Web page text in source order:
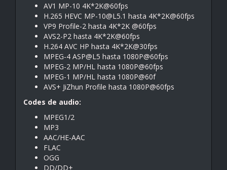
AV1 MP-10 4K*2K@60fps
H.265 HEVC MP-10@L5.1 hasta 4K*2K@60fps
VP9 Profile-2 hasta 4K*2K @60fps
AVS2-P2 hasta 4K*2K@60fps
H.264 AVC HP hasta 4K*2K@30fps
MPEG-4 ASP@L5 hasta 1080P@60fps
MPEG-2 MP/HL hasta 1080P@60fps
MPEG-1 MP/HL hasta 1080P@60f
AVS+ JiZhun Profile hasta 1080P@60fps
Codes de audio:
MPEG1/2
MP3
AAC/HE-AAC
FLAC
OGG
DD/DD+